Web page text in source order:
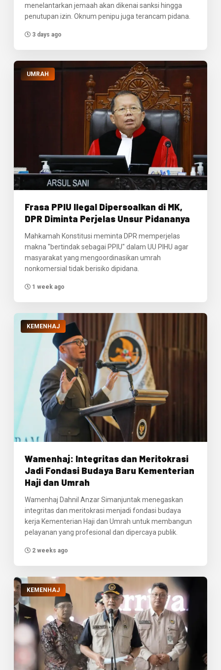
menelantarkan jemaah akan dikenai sanksi hingga
penutupan izin. Oknum penipu juga terancam pidana.
3 days ago
UMRAH
Frasa PPIU Ilegal Dipersoalkan di MK,
DPR Diminta Perjelas Unsur Pidananya
Mahkamah Konstitusi meminta DPR memperjelas
makna "bertindak sebagai PPIU" dalam UU PIHU agar
masyarakat yang mengoordinasikan umrah
nonkomersial tidak berisiko dipidana.
1 week ago
KEMENHAJ
Wamenhaj: Integritas dan Meritokrasi
Jadi Fondasi Budaya Baru Kementerian
Haji dan Umrah
Wamenhaj Dahnil Anzar Simanjuntak menegaskan
integritas dan meritokrasi menjadi fondasi budaya
kerja Kementerian Haji dan Umrah untuk membangun
pelayanan yang profesional dan dipercaya publik.
2 weeks ago
KEMENHAJ